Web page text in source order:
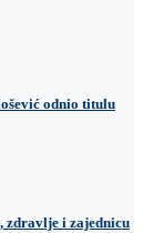
odnio titulu
zdravlje i zajednicu